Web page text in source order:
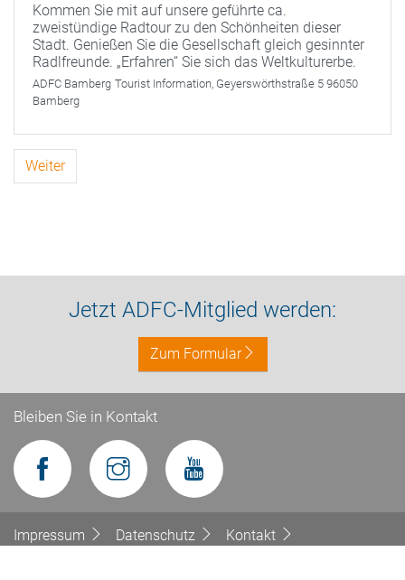
Kommen Sie mit auf unsere geführte ca.
zweistündige Radtour zu den Schönheiten dieser
Stadt. Genießen Sie die Gesellschaft gleich gesinnter
Radlfreunde. „Erfahren“ Sie sich das Weltkulturerbe.
ADFC Bamberg Tourist Information, Geyerswörthstraße 5 96050
Bamberg
Weiter
Jetzt ADFC-Mitglied werden:
Zum Formular
Bleiben Sie in Kontakt
Impressum Datenschutz Kontakt